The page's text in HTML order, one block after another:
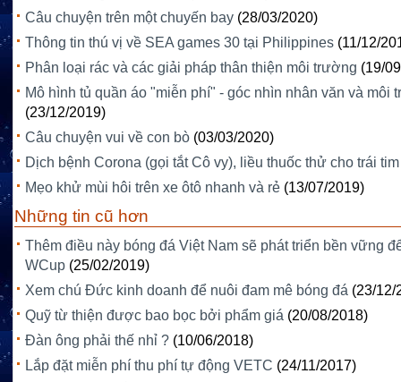
Câu chuyện trên một chuyến bay (28/03/2020)
Thông tin thú vị về SEA games 30 tại Philippines (11/12/
Phân loại rác và các giải pháp thân thiện môi trường (19/
Mô hình tủ quần áo "miễn phí" - góc nhìn nhân văn và môi
(23/12/2019)
Câu chuyện vui về con bò (03/03/2020)
Dịch bệnh Corona (gọi tắt Cô vy), liều thuốc thử cho trái tim
Mẹo khử mùi hôi trên xe ôtô nhanh và rẻ (13/07/2019)
Những tin cũ hơn
Thêm điều này bóng đá Việt Nam sẽ phát triển bền vững
WCup (25/02/2019)
Xem chú Đức kinh doanh để nuôi đam mê bóng đá (23/12/
Quỹ từ thiện được bao bọc bởi phẩm giá (20/08/2018)
Đàn ông phải thế nhỉ ? (10/06/2018)
Lắp đặt miễn phí thu phí tự động VETC (24/11/2017)